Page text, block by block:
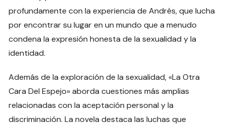
profundamente con la experiencia de Andrés, que lucha
por encontrar su lugar en un mundo que a menudo
condena la expresión honesta de la sexualidad y la
identidad.
Además de la exploración de la sexualidad, «La Otra
Cara Del Espejo» aborda cuestiones más amplias
relacionadas con la aceptación personal y la
discriminación. La novela destaca las luchas que